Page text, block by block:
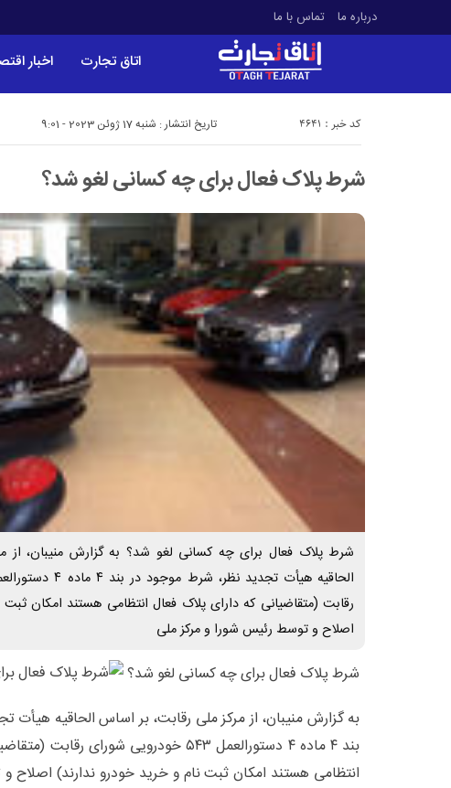
درباره ما تماس با ما
اتاق تجارت اخبار
تاریخ انتشار : شنبه 17 ژوئن 2023 - 9:01 کد خبر : 4641
شرط پلاک فعال برای چه کسانی لغو شد؟
شرط پلاک فعال برای چه کسانی لغو شد؟ به گزارش منیبان، از
رقابت (متقاضیانی که دارای پلاک فعال انتظامی هستند امکان
اصلاح و توسط رئیس شورا و مرکز ملی
شرط پلاک فعال برای چه کسانی لغو شد؟
به گزارش منیبان، از مرکز ملی رقابت، بر اساس الحاقیه هیأت
بند ۴ ماده ۴ دستورالعمل ۵۴۳ خودرویی شورای
انتظامی هستند امکان ثبت نام و خرید خودرو ندارند) اصلاح